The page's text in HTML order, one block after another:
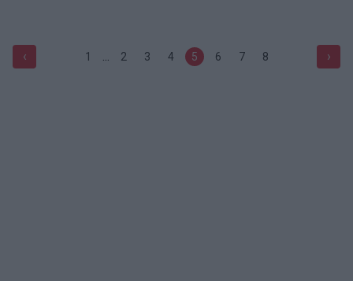
‹ 1 2 3 4 5 6 7 8 ›